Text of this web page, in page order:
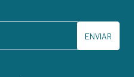
ENVIAR